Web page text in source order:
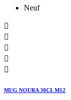
Neuf





MUG NOURA 30CL M12